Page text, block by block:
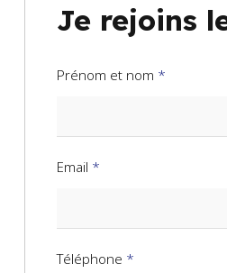
Je rejoins
Prénom et nom *
Email *
Téléphone *